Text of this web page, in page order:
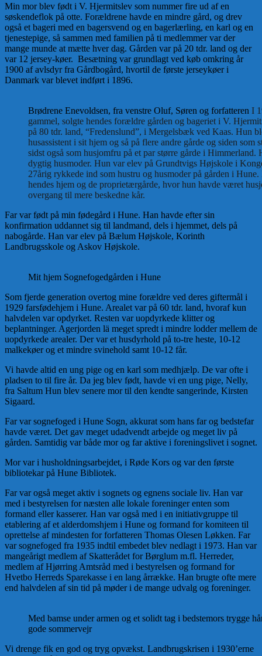
Min mor blev født i V. Hjermitslev som nummer fire ud af en
søskendeflok på otte. Forældrene havde en mindre gård, og drev
også et bageri med en bagersvend og en bagerlærling, en karl og en
tjenestepige, så sammen med familien på ti medlemmer var der
mange munde at mætte hver dag. Gården var på 20 tdr. land og der
var 12 jersey-køer. Besætning var grundlagt ved køb omkring år
1900 af avlsdyr fra Gårdbogård, hvortil de første jerseykøer i
Danmark var blevet indført i 1896.
Brødrene Enevoldsen, fra venstre Oluf, Søren og forfatteren I
gammel, solgte hendes forældre gården og bageriet i V.
på 80 tdr. land, “Fredenslund”, i Mergelsbæk ved Kaas. Hun
husassistent i sit hjem og så på flere andre gårde og siden som
sidst også som husjomfru på et par større gårde i Himmerland.
dygtig husmoder. Hun var elev på Grundtvigs Højskole i
27årig rykkede ind som hustru og husmoder på gården i
hendes hjem og de proprietærgårde, hvor hun havde været
overgang til mere beskedne kår.
Far var født på min fødegård i Hune. Han havde efter sin
konfirmation uddannet sig til landmand, dels i hjemmet, dels på
nabogårde. Han var elev på Bælum Højskole, Korinth
Landbrugsskole og Askov Højskole.
Mit hjem Sognefogedgården i Hune
Som fjerde generation overtog mine forældre ved deres giftermål i
1929 farsfødehjem i Hune. Arealet var på 60 tdr. land, hvoraf kun
halvdelen var opdyrket. Resten var uopdyrkede klitter og
beplantninger. Agerjorden lä meget spredt i mindre lodder mellem de
uopdyrkede arealer. Der var et husdyrhold på to-tre heste, 10-12
malkekøer og et mindre svinehold samt 10-12 får.
Vi havde altid en ung pige og en karl som medhjælp. De var ofte i
pladsen to til fire år. Da jeg blev født, havde vi en ung pige, Nelly,
fra Saltum Hun blev senere mor til den kendte sangerinde, Kirsten
Sigaard.
Far var sognefoged i Hune Sogn, akkurat som hans far og bedstefar
havde været. Det gav meget udadvendt arbejde og meget liv på
gården. Samtidig var både mor og far aktive i foreningslivet i sognet.
Mor var i husholdningsarbejdet, i Røde Kors og var den første
bibliotekar på Hune Bibliotek.
Far var også meget aktiv i sognets og egnens sociale liv. Han var
med i bestyrelsen for næsten alle lokale foreninger enten som
formand eller kasserer. Han var også med i en initiativgruppe til
etablering af et alderdomshjem i Hune og formand for komiteen til
oprettelse af mindesten for forfatteren Thomas Olesen Løkken. Far
var sognefoged fra 1935 indtil embedet blev nedlagt i 1973. Han var
mangeårigt medlem af Skatterådet for Børglum m.fl. Herreder,
medlem af Hjørring Amtsråd med i bestyrelsen og formand for
Hvetbo Herreds Sparekasse i en lang årrække. Han brugte ofte mere
end halvdelen af sin tid på møder i de mange udvalg og foreninger.
Med bamse under armen og et solidt tag i bedstemors trygge
gode sommervejr
Vi drenge fik en god og tryg opvækst. Landbrugskrisen i 1930’erne